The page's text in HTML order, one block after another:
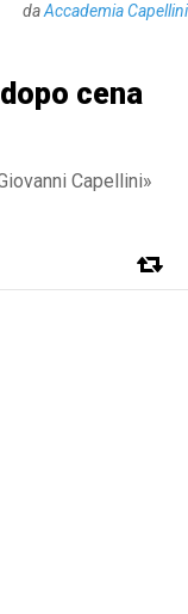
daAccademia Capellini
cena
Capellini»